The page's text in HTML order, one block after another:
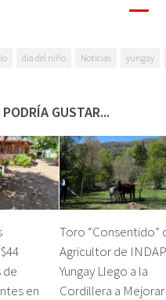
dia del niño Noticias yungay
GUSTAR...
de
en
Toro “Consentido”
Agricultor de INDAP
Yungay Llego a la
Cordillera a